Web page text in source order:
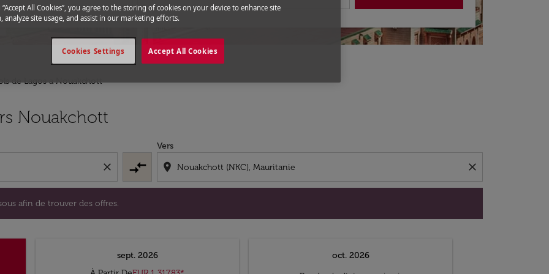
de Lagos a Nouakchott
Nouakchott
close compare_arrows
Vers
location_on close
afin de trouver des offres.
afin de trouver des offres.
sept. 2026
oct. 2026
“Accept All Cookies”, you agree to the storing of cookies on your device to enhance site
analyze site usage, and assist in our marketing efforts.
Accept All Cookies
Cookies Settings